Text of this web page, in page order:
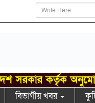
সরকার কর্তৃক
বিভাগীয় খবর